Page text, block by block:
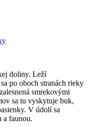
doliny. Leží
po oboch stranách rieky
smrekovými
sa tu vyskytuje buk,
V údolí sa
a faunou.